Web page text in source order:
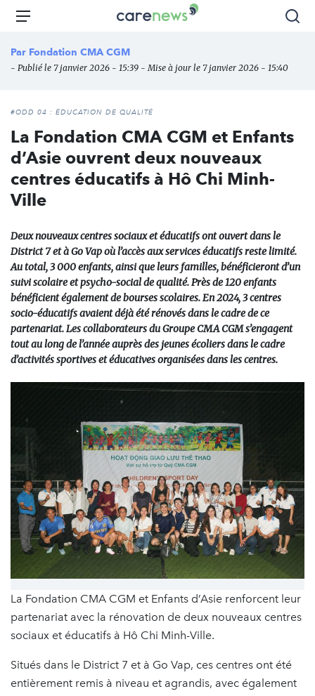
Aller
principal
Carenews,
média
des
l'engagement
Menu
Par Fondation CMA CGM
- Publié le 7 janvier 2026 - 15:39 - Mise à jour le 7 janvier 2026 - 15:40
#ODD 04 : ÉDUCATION DE QUALITÉ
La Fondation CMA CGM et Enfants
d’Asie ouvrent deux nouveaux
centres éducatifs à Hô Chi Minh-
Ville
Deux nouveaux centres sociaux et éducatifs ont ouvert dans le
District 7 et à Go Vap où l’accès aux services éducatifs reste limité.
Au total, 3 000 enfants, ainsi que leurs familles, bénéficieront d’un
suivi scolaire et psycho-social de qualité. Près de 120 enfants
bénéficient également de bourses scolaires. En 2024, 3 centres
socio-éducatifs avaient déjà été rénovés dans le cadre de ce
partenariat. Les collaborateurs du Groupe CMA CGM s’engagent
tout au long de l’année auprès des jeunes écoliers dans le cadre
d’activités sportives et éducatives organisées dans les centres.
La Fondation CMA CGM et Enfants d’Asie renforcent leur
partenariat avec la rénovation de deux nouveaux centres
sociaux et éducatifs à Hô Chi Minh-Ville.
Situés dans le District 7 et à Go Vap, ces centres ont été
entièrement remis à niveau et agrandis, avec également